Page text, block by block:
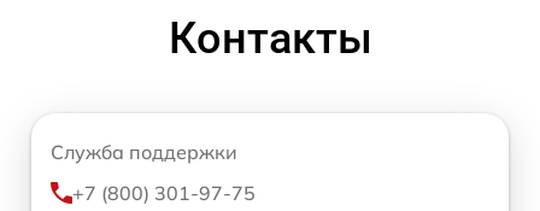
Контакты
Служба поддержки
+7 (800) 301-97-75